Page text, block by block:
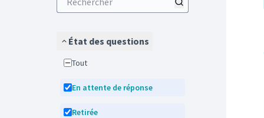
État des questions
Tout
En attente de réponse
Retirée